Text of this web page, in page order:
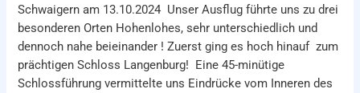
Schwaigern am 13.10.2024 Unser Ausflug führte uns zu drei
besonderen Orten Hohenlohes, sehr unterschiedlich und
dennoch nahe beieinander ! Zuerst ging es hoch hinauf zum
prächtigen Schloss Langenburg! Eine 45-minütige
Schlossführung vermittelte uns Eindrücke vom Inneren des